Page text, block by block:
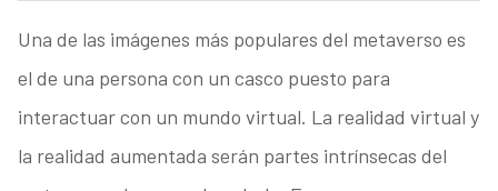
Una de las imágenes más populares del metaverso es
el de una persona con un casco puesto para
interactuar con un mundo virtual. La realidad virtual y
la realidad aumentada serán partes intrínsecas del